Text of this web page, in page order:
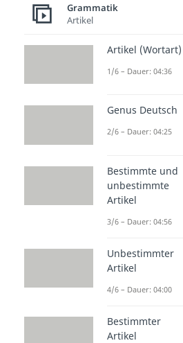
Grammatik
Artikel
Artikel (Wortart)
1/6 – Dauer: 04:36
Genus Deutsch
2/6 – Dauer: 04:25
Bestimmte und
unbestimmte
Artikel
3/6 – Dauer: 04:56
Unbestimmter
Artikel
4/6 – Dauer: 04:00
Bestimmter
Artikel